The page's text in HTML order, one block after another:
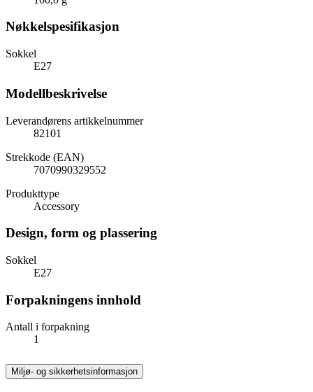
Nøkkelspesifikasjon
Sokkel
E27
Modellbeskrivelse
Leverandørens artikkelnummer
82101
Strekkode (EAN)
7070990329552
Produkttype
Accessory
Design, form og plassering
Sokkel
E27
Forpakningens innhold
Antall i forpakning
1
Miljø- og sikkerhetsinformasjon